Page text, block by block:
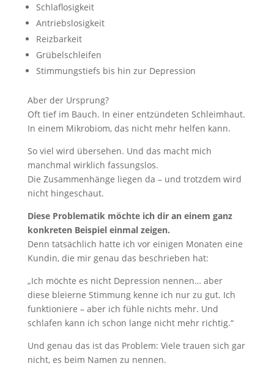
Schlaflosigkeit
Antriebslosigkeit
Reizbarkeit
Grübelschleifen
Stimmungstiefs bis hin zur Depression
Aber der Ursprung?
Oft tief im Bauch. In einer entzündeten Schleimhaut.
In einem Mikrobiom, das nicht mehr helfen kann.
So viel wird übersehen. Und das macht mich
manchmal wirklich fassungslos.
Die Zusammenhänge liegen da – und trotzdem wird
nicht hingeschaut.
Diese Problematik möchte ich dir an einem ganz
konkreten Beispiel einmal zeigen.
Denn tatsächlich hatte ich vor einigen Monaten eine
Kundin, die mir genau das beschrieben hat:
„Ich möchte es nicht Depression nennen… aber
diese bleierne Stimmung kenne ich nur zu gut. Ich
funktioniere – aber ich fühle nichts mehr. Und
schlafen kann ich schon lange nicht mehr richtig.“
Und genau das ist das Problem: Viele trauen sich gar
nicht, es beim Namen zu nennen.